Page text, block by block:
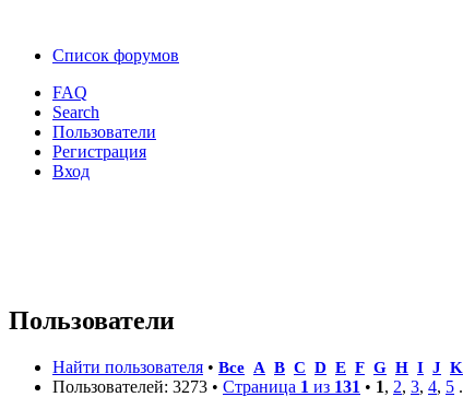
Список форумов
FAQ
Search
Пользователи
Регистрация
Вход
Пользователи
Найти пользователя • Все A B C D E F G H I J K
Пользователей: 3273 • Страница 1 из 131 • 1, 2, 3, 4, 5